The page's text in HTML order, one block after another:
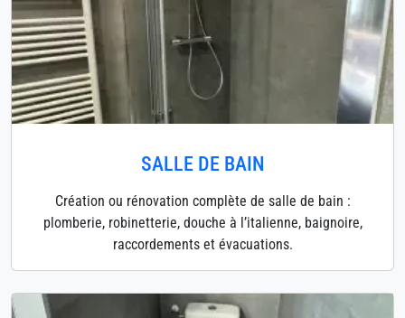
SALLE DE BAIN
Création ou rénovation complète de salle de bain :
plomberie, robinetterie, douche à l’italienne, baignoire,
raccordements et évacuations.